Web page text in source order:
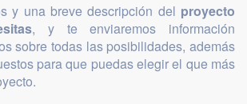
y una breve descripción del proyecto
, y te enviaremos información
sobre todas las posibilidades, además
para que puedas elegir el que más